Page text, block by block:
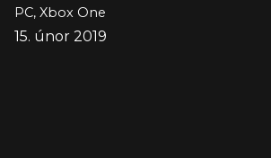
PC, Xbox One
15. únor 2019